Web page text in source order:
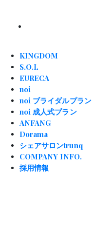
KINGDOM
S.O.L
EURECA
noi
noi ブライダルプラン
noi 成人式プラン
ANFANG
Dorama
シェアサロンtrunq
COMPANY INFO.
採用情報